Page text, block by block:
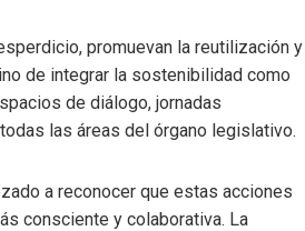
promuevan la reutilización y
de integrar la sostenibilidad como
de diálogo, jornadas
las áreas del órgano legislativo.
a reconocer que estas acciones
consciente y colaborativa. La